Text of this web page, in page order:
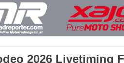
2026 Livetiming